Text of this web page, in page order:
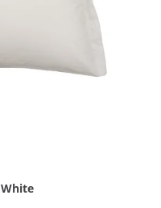
White